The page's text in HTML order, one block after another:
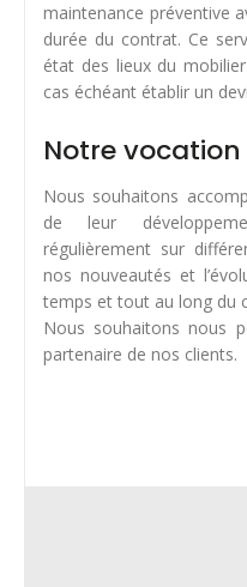
maintenance préventive
durée du contrat. Ce
état des lieux du
cas échéant établir un
Notre vocation
Nous souhaitons
de leur
régulièrement sur
nos nouveautés et
temps et tout au long du
Nous souhaitons nous
partenaire de nos clients.